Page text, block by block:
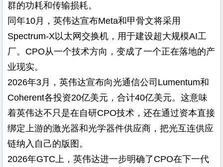
群的功耗和传输损耗。
同年10月，英伟达宣布Meta和甲骨文将采用
Spectrum-X以太网交换机，用于建设超大规模AI工
厂。CPO从一个技术方向，变成了一个正在落地的产
业现实。
2026年3月，英伟达宣布向光通信公司Lumentum和
Coherent各投资20亿美元，合计40亿美元。这意味
着英伟达不只是在自研CPO技术，还在通过资本直接
绑定上游的激光器和光学器件供应商，把光互连供应
链纳入自己的版图。
2026年GTC上，英伟达进一步明确了CPO在下一代